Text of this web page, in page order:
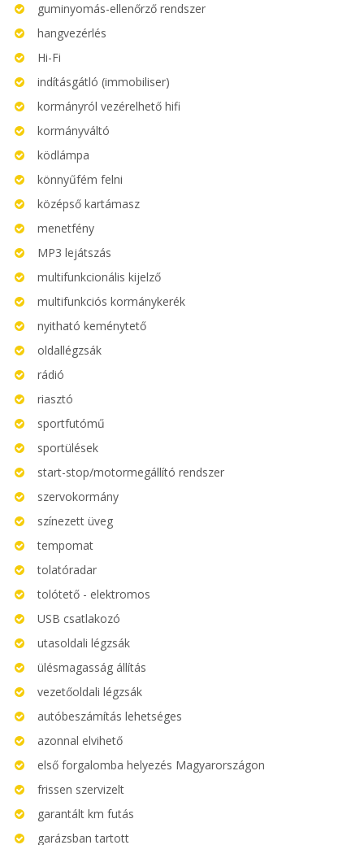
guminyomás-ellenőrző rendszer
hangvezérlés
Hi-Fi
indításgátló (immobiliser)
kormányról vezérelhető hifi
kormányváltó
ködlámpa
könnyűfém felni
középső kartámasz
menetfény
MP3 lejátszás
multifunkcionális kijelző
multifunkciós kormánykerék
nyitható keménytető
oldallégzsák
rádió
riasztó
sportfutómű
sportülések
start-stop/motormegállító rendszer
szervokormány
színezett üveg
tempomat
tolatóradar
tolótető - elektromos
USB csatlakozó
utasoldali légzsák
ülésmagasság állítás
vezetőoldali légzsák
autóbeszámítás lehetséges
azonnal elvihető
első forgalomba helyezés Magyarországon
frissen szervizelt
garantált km futás
garázsban tartott